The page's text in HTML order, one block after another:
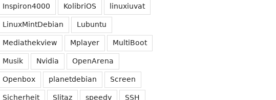
Inspiron4000 KolibriOS linuxiuvat
LinuxMintDebian Lubuntu
Mediathekview Mplayer MultiBoot
Musik Nvidia OpenArena
Openbox planetdebian Screen
Sicherheit Slitaz speedy SSH